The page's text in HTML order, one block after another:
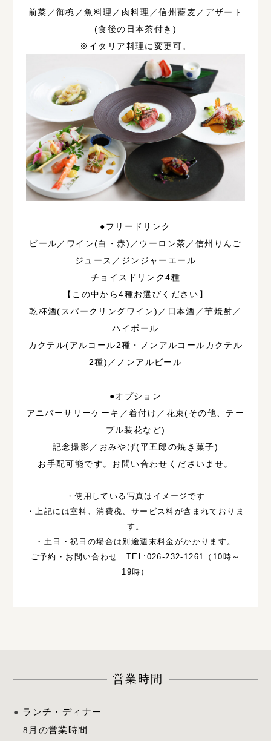
前菜／御椀／魚料理／肉料理／信州蕎麦／デザート
(食後の日本茶付き)
※イタリア料理に変更可。
●フリードリンク
ビール／ワイン(白・赤)／ウーロン茶／信州りんご
ジュース／ジンジャーエール
チョイスドリンク4種
【この中から4種お選びください】
乾杯酒(スパークリングワイン)／日本酒／芋焼酎／
ハイボール
カクテル(アルコール2種・ノンアルコールカクテル
2種)／ノンアルビール
●オプション
アニバーサリーケーキ／着付け／花束(その他、テー
ブル装花など)
記念撮影／おみやげ(平五郎の焼き菓子)
お手配可能です。お問い合わせくださいませ。
・使用している写真はイメージです
・上記には室料、消費税、サービス料が含まれておりま
す。
・土日・祝日の場合は別途週末料金がかかります。
ご予約・お問い合わせ TEL :026-232-1261（10時～
19時）
営業時間
ランチ・ディナー
8月の営業時間